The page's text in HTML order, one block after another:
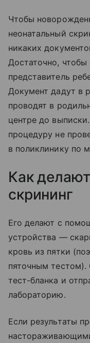
Чтобы
неонатальный
никаких
Достаточно,
представитель
Документ дадут в
проводят в
центре до
процедуру не
в поликлинику по
Как
скрининг
Его делают с
устройства —
кровь из пятки
пяточным
тест-бланка и
лабораторию.
Если результаты